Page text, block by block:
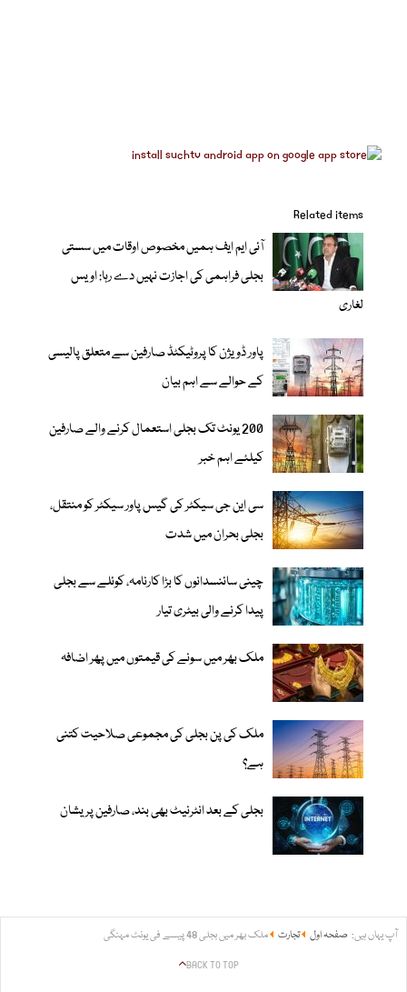
Related items
آئی ایم ایف ہمیں مخصوص اوقات میں سستی
بجلی فراہمی کی اجازت نہیں دے رہا: اویس
لغاری
پاور ڈویژن کا پروٹیکٹڈ صارفین سے متعلق پالیسی
کے حوالے سے اہم بیان
200 یونٹ تک بجلی استعمال کرنے والے صارفین
کیلئے اہم خبر
سی این جی سیکٹر کی گیس پاور سیکٹر کو منتقل،
بجلی بحران میں شدت
چینی سائنسدانوں کا بڑا کارنامہ، کوئلے سے بجلی
پیدا کرنے والی بیٹری تیار
ملک بھر میں سونے کی قیمتوں میں پھر اضافہ
ملک کی پن بجلی کی مجموعی صلاحیت کتنی
ہے؟
بجلی کے بعد انٹرنیٹ بھی بند، صارفین پریشان
آپ یہاں ہیں: صفحہ اول تجارت ملک بھر میں بجلی 48 پیسے فی یونٹ مہنگی
BACK TO TOP